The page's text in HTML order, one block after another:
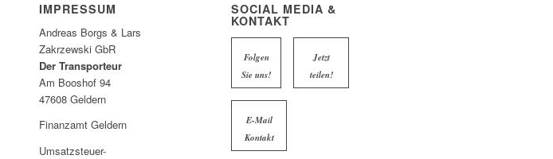
IMPRESSUM
Andreas Borgs & Lars
Zakrzewski GbR
Der Transporteur
Am Booshof 94
47608 Geldern
Finanzamt Geldern
Umsatzsteuer-
SOCIAL MEDIA &
KONTAKT
Folgen
Sie uns!
Jetzt
teilen!
E-Mail
Kontakt